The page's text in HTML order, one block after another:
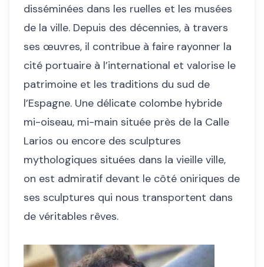
disséminées dans les ruelles et les musées
de la ville. Depuis des décennies, à travers
ses œuvres, il contribue à faire rayonner la
cité portuaire à l’international et valorise le
patrimoine et les traditions du sud de
l’Espagne. Une délicate colombe hybride
mi-oiseau, mi-main située près de la Calle
Larios ou encore des sculptures
mythologiques situées dans la vieille ville,
on est admiratif devant le côté oniriques de
ses sculptures qui nous transportent dans
de véritables rêves.